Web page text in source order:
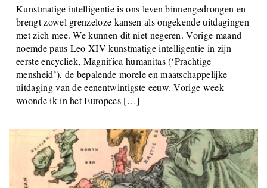
Kunstmatige intelligentie is ons leven binnengedrongen en
brengt zowel grenzeloze kansen als ongekende uitdagingen
met zich mee. We kunnen dit niet negeren. Vorige maand
noemde paus Leo XIV kunstmatige intelligentie in zijn
eerste encycliek, Magnifica humanitas (‘Prachtige
mensheid’), de bepalende morele en maatschappelijke
uitdaging van de eenentwintigste eeuw. Vorige week
woonde ik in het Europees […]